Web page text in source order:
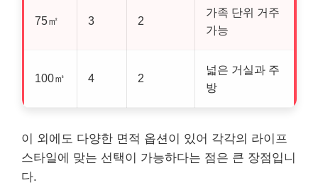
75㎡ 3 2
가족 단위 거주
가능
100㎡ 4 2
넓은 거실과 주
방
이 외에도 다양한 면적 옵션이 있어 각각의 라이프
스타일에 맞는 선택이 가능하다는 점은 큰 장점입니
다.